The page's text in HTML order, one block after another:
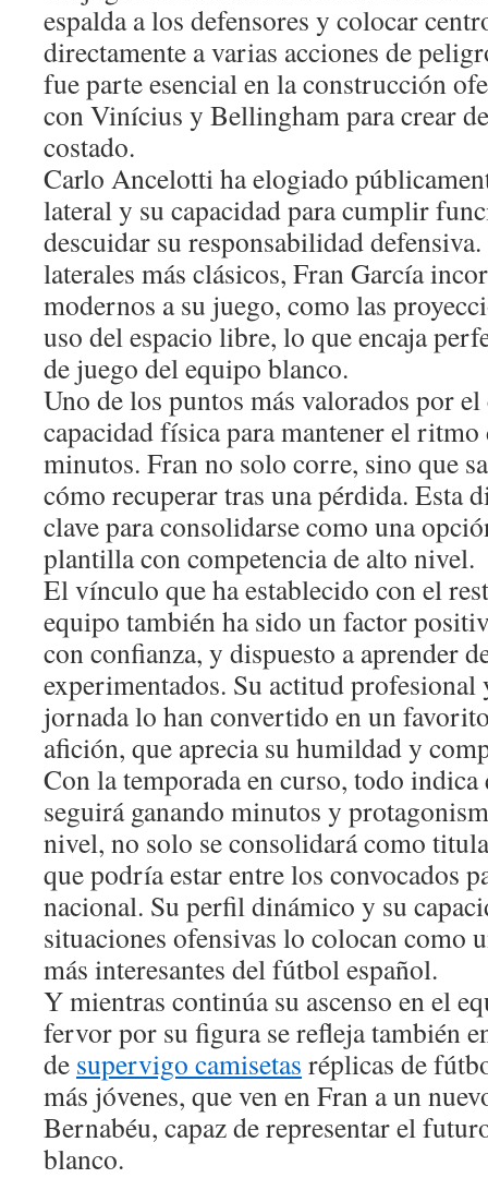
espalda a los defensores y colocar
directamente a varias acciones de
fue parte esencial en la construcción
con Vinícius y Bellingham para crear
costado.
Carlo Ancelotti ha elogiado
lateral y su capacidad para cumplir
descuidar su responsabilidad
laterales más clásicos, Fran García
modernos a su juego, como las
uso del espacio libre, lo que encaja
de juego del equipo blanco.
Uno de los puntos más valorados por
capacidad física para mantener el
minutos. Fran no solo corre, sino que
cómo recuperar tras una pérdida. Esta
clave para consolidarse como una
plantilla con competencia de alto nivel.
El vínculo que ha establecido con el
equipo también ha sido un factor
con confianza, y dispuesto a aprender
experimentados. Su actitud profesional
jornada lo han convertido en un
afición, que aprecia su humildad y
Con la temporada en curso, todo indica
seguirá ganando minutos y
nivel, no solo se consolidará como
que podría estar entre los convocados
nacional. Su perfil dinámico y su
situaciones ofensivas lo colocan como
más interesantes del fútbol español.
Y mientras continúa su ascenso en el
fervor por su figura se refleja también
de supervigo camisetas réplicas de
más jóvenes, que ven en Fran a un
Bernabéu, capaz de representar el
blanco.